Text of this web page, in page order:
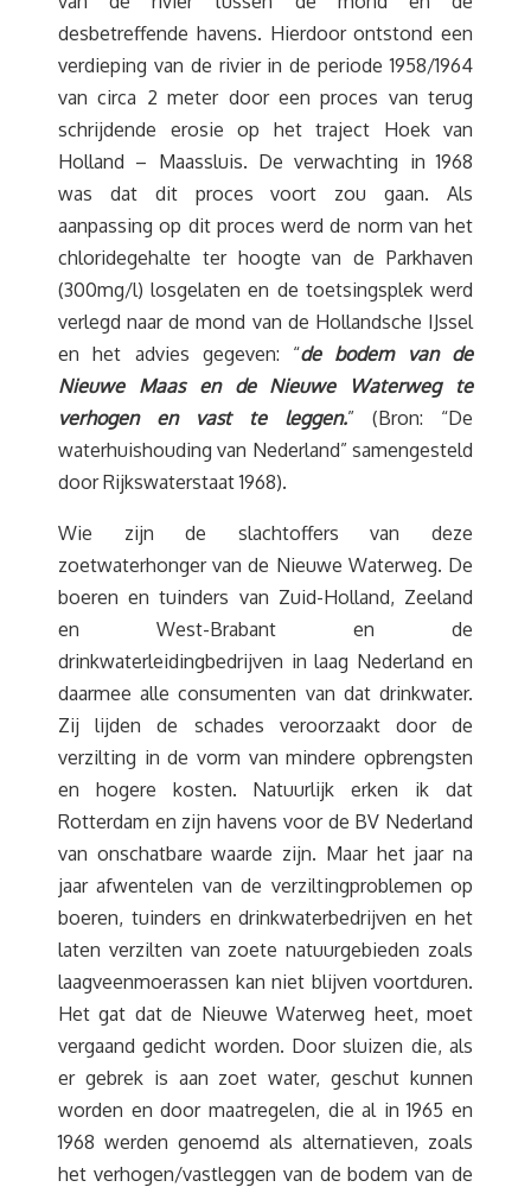
desbetreffende havens. Hierdoor ontstond een
verdieping van de rivier in de periode 1958/1964
van circa 2 meter door een proces van terug
schrijdende erosie op het traject Hoek van
Holland – Maassluis. De verwachting in 1968
was dat dit proces voort zou gaan. Als
aanpassing op dit proces werd de norm van het
chloridegehalte ter hoogte van de Parkhaven
(300mg/l) losgelaten en de toetsingsplek werd
verlegd naar de mond van de Hollandsche IJssel
en het advies gegeven: “de bodem van de
Nieuwe Maas en de Nieuwe Waterweg te
verhogen en vast te leggen.” (Bron: “De
waterhuishouding van Nederland” samengesteld
door Rijkswaterstaat 1968).
Wie zijn de slachtoffers van deze
zoetwaterhonger van de Nieuwe Waterweg. De
boeren en tuinders van Zuid-Holland, Zeeland
en West-Brabant en de
drinkwaterleidingbedrijven in laag Nederland en
daarmee alle consumenten van dat drinkwater.
Zij lijden de schades veroorzaakt door de
verzilting in de vorm van mindere opbrengsten
en hogere kosten. Natuurlijk erken ik dat
Rotterdam en zijn havens voor de BV Nederland
van onschatbare waarde zijn. Maar het jaar na
jaar afwentelen van de verziltingproblemen op
boeren, tuinders en drinkwaterbedrijven en het
laten verzilten van zoete natuurgebieden zoals
laagveenmoerassen kan niet blijven voortduren.
Het gat dat de Nieuwe Waterweg heet, moet
vergaand gedicht worden. Door sluizen die, als
er gebrek is aan zoet water, geschut kunnen
worden en door maatregelen, die al in 1965 en
1968 werden genoemd als alternatieven, zoals
het verhogen/vastleggen van de bodem van de